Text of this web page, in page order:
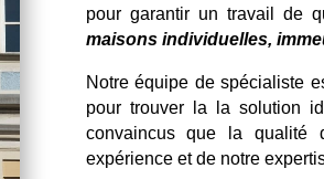
pour garantir un travail de
maisons individuelles,
Notre équipe de spécialiste
pour trouver la la solution
convaincus que la
expérience et de notre